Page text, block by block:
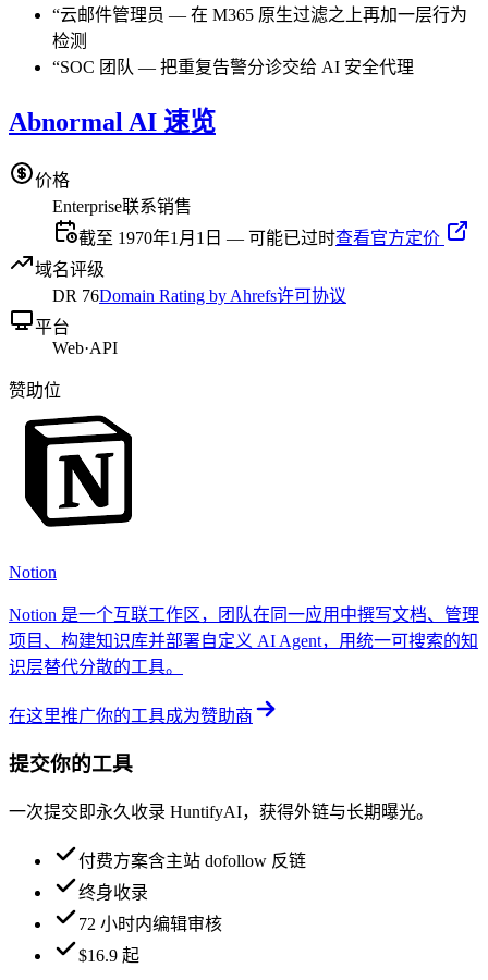
“云邮件管理员 — 在 M365 原生过滤之上再加一层行为
检测
“SOC 团队 — 把重复告警分诊交给 AI 安全代理
Abnormal AI 速览
价格
Enterprise联系销售
截至 1970年1月1日 — 可能已过时查看官方定价
域名评级
DR 76Domain Rating by Ahrefs许可协议
平台
Web·API
赞助位
Notion
Notion 是一个互联工作区，团队在同一应用中撰写文档、管理
项目、构建知识库并部署自定义 AI Agent，用统一可搜索的知
识层替代分散的工具。
在这里推广你的工具成为赞助商
提交你的工具
一次提交即永久收录 HuntifyAI，获得外链与长期曝光。
付费方案含主站 dofollow 反链
终身收录
72 小时内编辑审核
$16.9 起